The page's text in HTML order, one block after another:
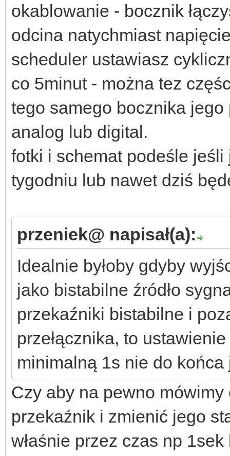
okablowanie - bocznik
odcina natychmiast
scheduler ustawiasz
co 5minut - można tez
tego samego bocznika jego
analog lub digital.
fotki i schemat podeśle
tygodniu lub nawet dziś
przeniek@ napisał(a):
Idealnie byłoby gdyby
jako bistabilne źródło
przekaźniki bistabilne i
przełącznika, to
minimalną 1s nie do
Czy aby na pewno
przekaźnik i zmienić jego
właśnie przez czas np